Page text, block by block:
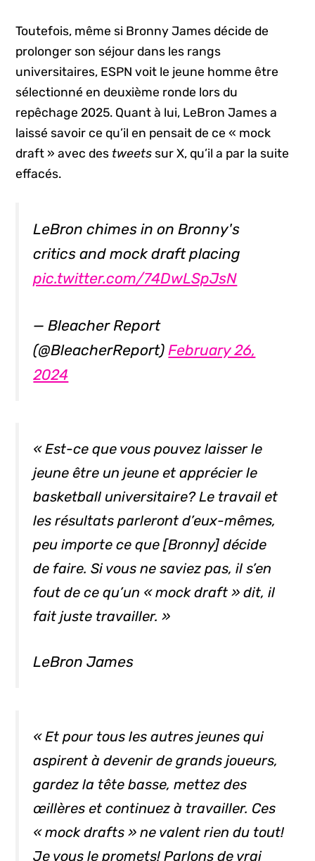
Toutefois, même si Bronny James décide de
prolonger son séjour dans les rangs
universitaires, ESPN voit le jeune homme être
sélectionné en deuxième ronde lors du
repêchage 2025. Quant à lui, LeBron James a
laissé savoir ce qu’il en pensait de ce « mock
draft » avec des tweets sur X, qu’il a par la suite
effacés.
LeBron chimes in on Bronny's
critics and mock draft placing
pic.twitter.com/74DwLSpJsN
— Bleacher Report
(@BleacherReport)February 26,
2024
« Est-ce que vous pouvez laisser le
jeune être un jeune et apprécier le
basketball universitaire? Le travail et
les résultats parleront d’eux-mêmes,
peu importe ce que [Bronny] décide
de faire. Si vous ne saviez pas, il s’en
fout de ce qu’un « mock draft » dit, il
fait juste travailler. »
LeBron James
« Et pour tous les autres jeunes qui
aspirent à devenir de grands joueurs,
gardez la tête basse, mettez des
œillères et continuez à travailler. Ces
« mock drafts » ne valent rien du tout!
Je vous le promets! Parlons de vrai